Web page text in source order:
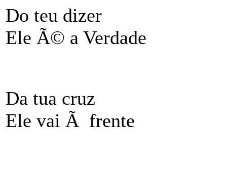
Do teu dizer
Ele Ã© a Verdade
Da tua cruz
Ele vai Ã frente